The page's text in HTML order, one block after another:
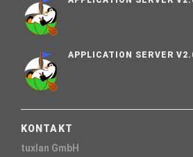
APPLICATION SERVER
KONTAKT
tuxlan GmbH